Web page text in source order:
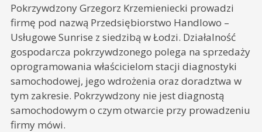
Pokrzywdzony Grzegorz Krzemieniecki prowadzi
firmę pod nazwą Przedsiębiorstwo Handlowo –
Usługowe Sunrise z siedzibą w Łodzi. Działalność
gospodarcza pokrzywdzonego polega na sprzedaży
oprogramowania właścicielom stacji diagnostyki
samochodowej, jego wdrożenia oraz doradztwa w
tym zakresie. Pokrzywdzony nie jest diagnostą
samochodowym o czym otwarcie przy prowadzeniu
firmy mówi.